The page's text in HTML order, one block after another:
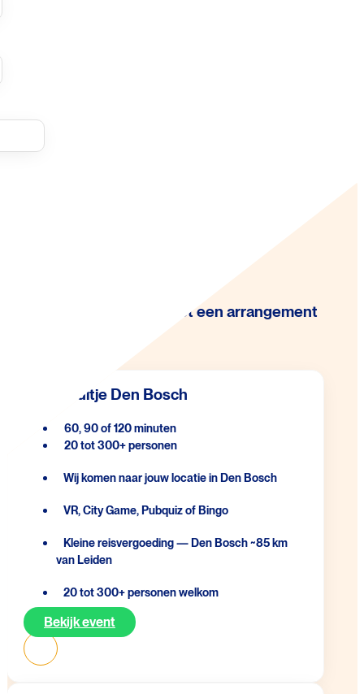
Maak je dag compleet met een arrangement
Bedrijfsuitje Den Bosch
60, 90 of 120 minuten
20 tot 300+ personen
Wij komen naar jouw locatie in Den Bosch
VR, City Game, Pubquiz of Bingo
Kleine reisvergoeding — Den Bosch ~85 km
van Leiden
20 tot 300+ personen welkom
Bekijk event